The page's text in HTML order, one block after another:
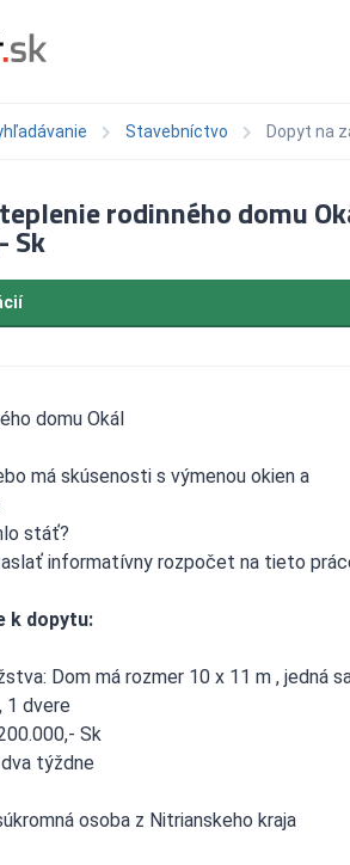
Stavebníctvo Dopyt na
rodinného domu
Sk
domu Okál
má skúsenosti s výmenou okien a
stáť?
informatívny rozpočet na tieto
k dopytu:
Dom má rozmer 10 x 11 m , jedná
1 dvere
Sk
týždne
osoba z Nitrianskeho kraja